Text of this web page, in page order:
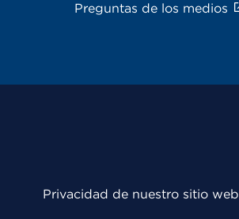
Preguntas de los medios
Privacidad de nuestro sitio web